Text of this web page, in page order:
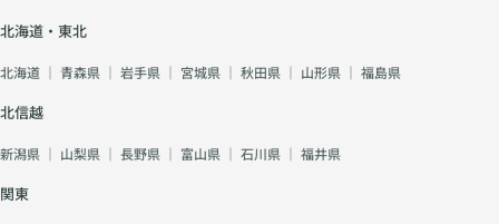
北海道・東北
北海道 ｜ 青森県 ｜ 岩手県 ｜ 宮城県 ｜ 秋田県 ｜ 山形県 ｜ 福島県
北信越
新潟県 ｜ 山梨県 ｜ 長野県 ｜ 富山県 ｜ 石川県 ｜ 福井県
関東